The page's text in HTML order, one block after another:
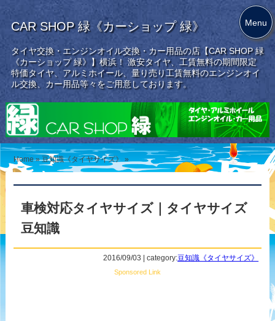
CAR SHOP 緑《カーショップ 緑》
タイヤ交換・エンジンオイル交換・カー用品の店【CAR SHOP 緑
《カーショップ 緑》】横浜！ 激安タイヤ、工賃無料の期間限定
特価タイヤ、アルミホイール、量り売り工賃無料のエンジンオイ
ル交換、カー用品等々をご用意しております。
Home »豆知識《タイヤサイズ》 »
車検対応タイヤサイズ｜タイヤサイズ
豆知識
2016/09/03 | category:豆知識《タイヤサイズ》
Sponsored Link
Menu